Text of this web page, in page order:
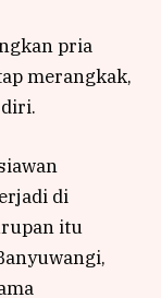
pria
merangkak,
di
itu